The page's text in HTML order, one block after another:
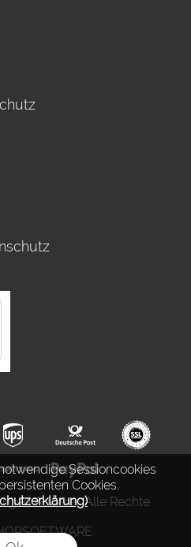
Sessioncookies
Cookies.
.
Auderer. Alle Rechte